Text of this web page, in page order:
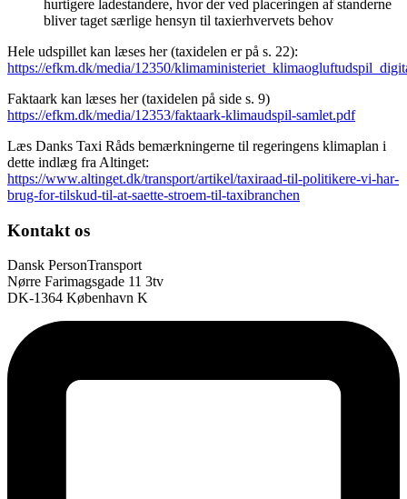
hurtigere ladestandere, hvor der ved placeringen af standerne
bliver taget særlige hensyn til taxierhvervets behov
Hele udspillet kan læses her (taxidelen er på s. 22):
https://efkm.dk/media/12350/
Faktaark kan læses her (taxidelen på side s. 9)
https://efkm.dk/media/12353/faktaark-klimaudspil-samlet.pdf
Læs Danks Taxi Råds bemærkningerne til regeringens klimaplan i
dette indlæg fra Altinget:
https://www.altinget.dk/transport/artikel/taxiraad-til-politikere-vi-har-
brug-for-tilskud-til-at-saette-stroem-til-taxibranchen
Kontakt os
Dansk PersonTransport
Nørre Farimagsgade 11 3tv
DK-1364 København K